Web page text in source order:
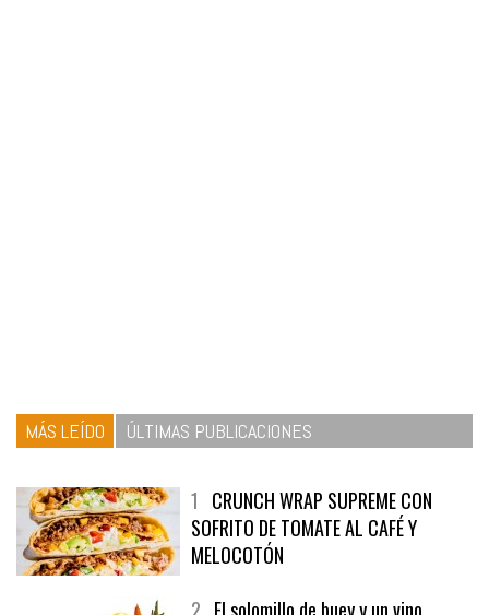
1CRUNCH WRAP SUPREME CON
SOFRITO DE TOMATE AL CAFÉ Y
MELOCOTÓN